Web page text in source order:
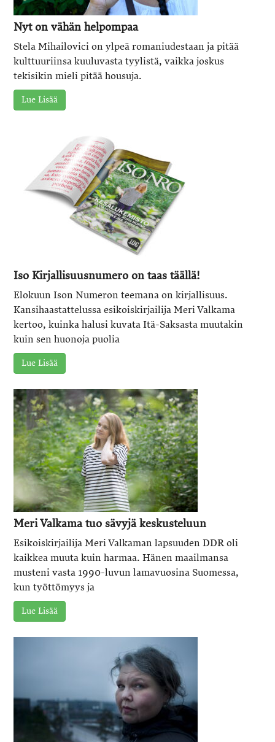
Nyt on vähän helpompaa
Stela Mihailovici on ylpeä romaniudestaan ja pitää
kulttuuriinsa kuuluvasta tyylistä, vaikka joskus
tekisikin mieli pitää housuja.
Lue Lisää
Iso Kirjallisuusnumero on taas täällä!
Elokuun Ison Numeron teemana on kirjallisuus.
Kansihaastattelussa esikoiskirjailija Meri Valkama
kertoo, kuinka halusi kuvata Itä-Saksasta muutakin
kuin sen huonoja puolia
Lue Lisää
Meri Valkama tuo sävyjä keskusteluun
Esikoiskirjailija Meri Valkaman lapsuuden DDR oli
kaikkea muuta kuin harmaa. Hänen maailmansa
musteni vasta 1990-luvun lamavuosina Suomessa,
kun työttömyys ja
Lue Lisää